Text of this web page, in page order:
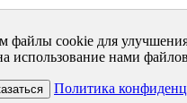
файлы cookie для
использование нами
Политика